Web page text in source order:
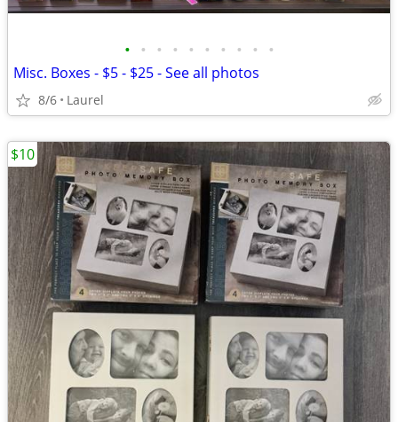
• • • • • • • • • •
Misc. Boxes - $5 - $25 - See all photos
8/6 Laurel
$10